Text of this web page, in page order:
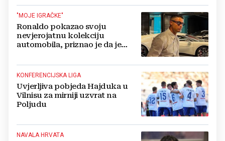
"MOJE IGRAČKE"
Ronaldo pokazao svoju
nevjerojatnu kolekciju
automobila, priznao je da je
KONFERENCIJSKA LIGA
Uvjerljiva pobjeda Hajduka u
Vilnisu za mirniji uzvrat na
Poljudu
NAVALA HRVATA